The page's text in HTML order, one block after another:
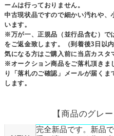
ームは行っておりません。
中古現状品ですので細かい汚れや
います。
※万が一、正規品（並行品含む）で
をご返金致します。（到着後3日以
気になる方はご購入前に当店カスタ
※オークション商品をご落札頂きま
り「落札のご確認」メールが届く
します。
【商品のグレ
完全新品です。新品